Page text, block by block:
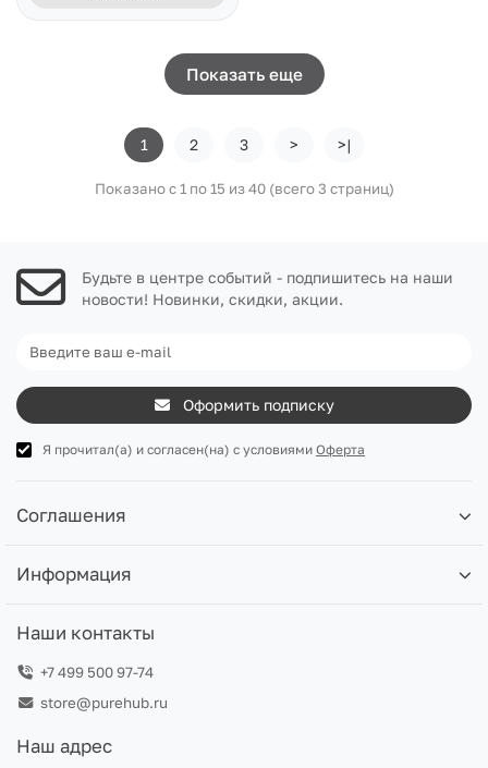
Показать еще
1 2 3 > >|
Показано с 1 по 15 из 40 (всего 3 страниц)
Будьте в центре событий - подпишитесь на наши
новости! Новинки, скидки, акции.
Оформить подписку
Я прочитал(а) и согласен(на) с условиями Оферта
Соглашения
Информация
Наши контакты
+7 499 500 97-74
store@purehub.ru
Наш адрес